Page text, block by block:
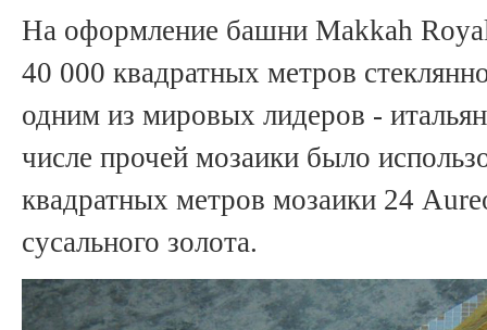
На оформление башни Makkah
40 000 квадратных метров
одним из мировых лидеров -
числе прочей мозаики было
квадратных метров мозаики 24
сусального золота.